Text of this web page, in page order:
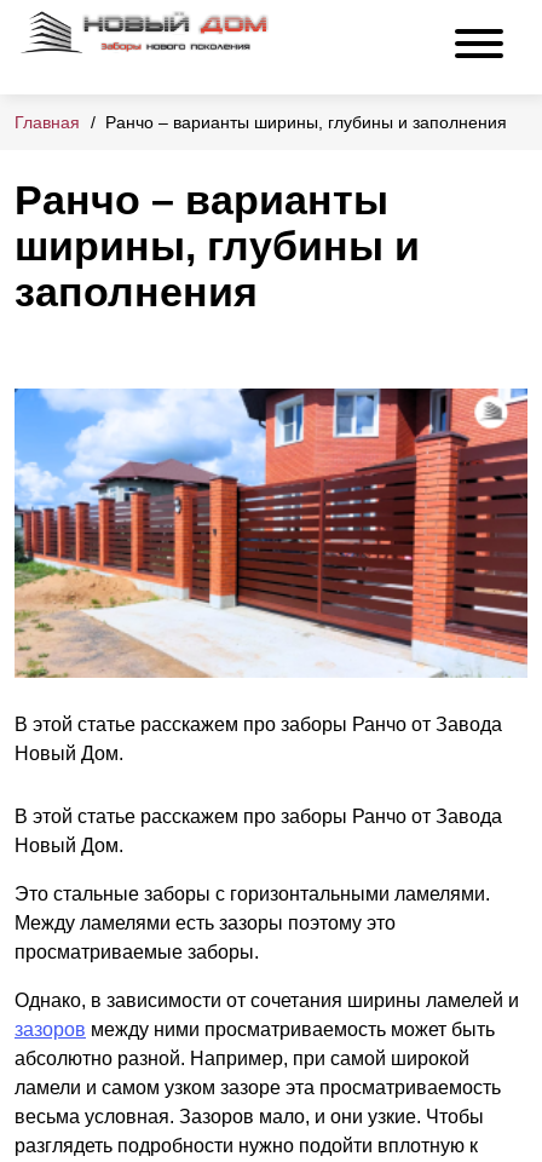
Главная Ранчо – варианты ширины, глубины и заполнения
Ранчо – варианты
ширины, глубины и
заполнения
В этой статье расскажем про заборы Ранчо от Завода
Новый Дом.
В этой статье расскажем про заборы Ранчо от Завода
Новый Дом.
Это стальные заборы с горизонтальными ламелями.
Между ламелями есть зазоры поэтому это
просматриваемые заборы.
Однако, в зависимости от сочетания ширины ламелей и
зазоров между ними просматриваемость может быть
абсолютно разной. Например, при самой широкой
ламели и самом узком зазоре эта просматриваемость
весьма условная. Зазоров мало, и они узкие. Чтобы
разглядеть подробности нужно подойти вплотную к